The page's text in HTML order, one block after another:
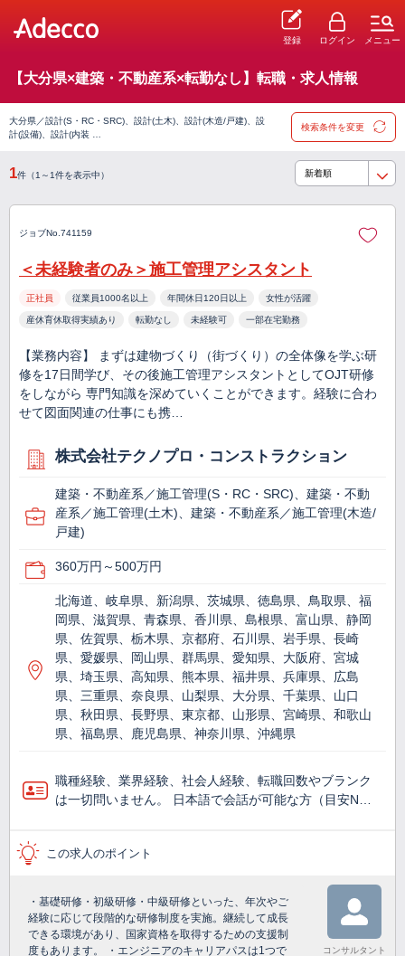
登録 ログイン メニュー
【大分県×建築・不動産系×転勤なし】転職・求人情報
大分県／設計(S・RC・SRC)、設計(土木)、設計(木造/戸建)、設
計(設備)、設計(内装 …
検索条件を変更
1件（1～1件を表示中）
ジョブNo.741159
＜未経験者のみ＞施工管理アシスタント
正社員 従業員1000名以上 年間休日120日以上 女性が活躍
産休育休取得実績あり 転勤なし 未経験可 一部在宅勤務
【業務内容】 まずは建物づくり（街づくり）の全体像を学ぶ研
修を17日間学び、その後施工管理アシスタントとしてOJT研修
をしながら 専門知識を深めていくことができます。経験に合わ
せて図面関連の仕事にも携…
株式会社テクノプロ・コンストラクション
建築・不動産系／施工管理(S・RC・SRC)、建築・不動
産系／施工管理(土木)、建築・不動産系／施工管理(木造/
戸建)
360万円～500万円
北海道、岐阜県、新潟県、茨城県、徳島県、鳥取県、福
岡県、滋賀県、青森県、香川県、島根県、富山県、静岡
県、佐賀県、栃木県、京都府、石川県、岩手県、長崎
県、愛媛県、岡山県、群馬県、愛知県、大阪府、宮城
県、埼玉県、高知県、熊本県、福井県、兵庫県、広島
県、三重県、奈良県、山梨県、大分県、千葉県、山口
県、秋田県、長野県、東京都、山形県、宮崎県、和歌山
県、福島県、鹿児島県、神奈川県、沖縄県
職種経験、業界経験、社会人経験、転職回数やブランク
は一切問いません。 日本語で会話が可能な方（目安N…
この求人のポイント
・基礎研修・初級研修・中級研修といった、年次やご
経験に応じて段階的な研修制度を実施。継続して成長
できる環境があり、国家資格を取得するための支援制
度もあります。 ・エンジニアのキャリアパスは1つで
コンサルタント